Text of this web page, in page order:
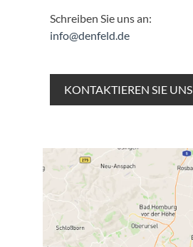
Schreiben Sie uns an:
info@denfeld.de
KONTAKTIEREN SIE UNS